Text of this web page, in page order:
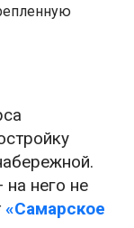
него не
«Самарское